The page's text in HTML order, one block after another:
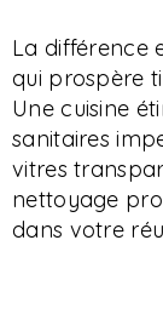
La différence
qui prospère
Une cuisine
sanitaires
vitres
nettoyage
dans votre